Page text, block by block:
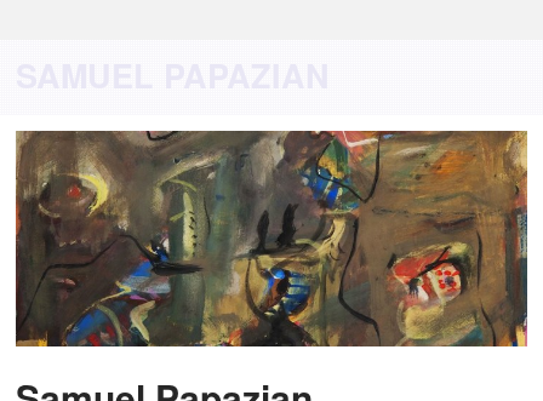
SAMUEL PAPAZIAN